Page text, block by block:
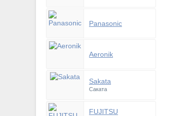
Panasonic
Aeronik
Sakata
Саката
FUJITSU